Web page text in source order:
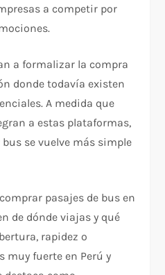
a competir por
a formalizar la compra
donde todavía existen
A medida que
a estas plataformas,
se vuelve más simple
pasajes de bus en
de dónde viajas y qué
rapidez o
muy fuerte en Perú y